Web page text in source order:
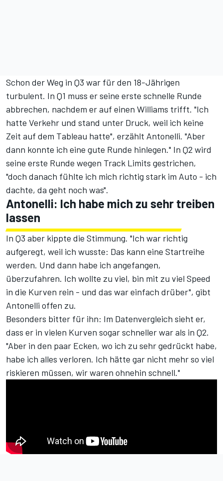
Schon der Weg in Q3 war für den 18-Jährigen
turbulent. In Q1 muss er seine erste schnelle Runde
abbrechen, nachdem er auf einen Williams trifft. "Ich
hatte Verkehr und stand unter Druck, weil ich keine
Zeit auf dem Tableau hatte", erzählt Antonelli. "Aber
dann konnte ich eine gute Runde hinlegen." In Q2 wird
seine erste Runde wegen Track Limits gestrichen,
"doch danach fühlte ich mich richtig stark im Auto - ich
dachte, da geht noch was".
Antonelli: Ich habe mich zu sehr treiben
lassen
In Q3 aber kippte die Stimmung. "Ich war richtig
aufgeregt, weil ich wusste: Das kann eine Startreihe
werden. Und dann habe ich angefangen,
überzufahren. Ich wollte zu viel, bin mit zu viel Speed
in die Kurven rein - und das war einfach drüber", gibt
Antonelli offen zu.
Besonders bitter für ihn: Im Datenvergleich sieht er,
dass er in vielen Kurven sogar schneller war als in Q2.
"Aber in den paar Ecken, wo ich zu sehr gedrückt habe,
habe ich alles verloren. Ich hätte gar nicht mehr so viel
riskieren müssen, wir waren ohnehin schnell."